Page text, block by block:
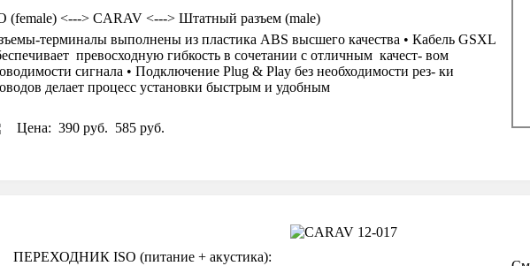
(female) <---> CARAV <---> Штатный разъем (male)
терминалы выполнены из пластика ABS высшего качества • Кабель GSXL
превосходную гибкость в сочетании с отличным качест- вом
сигнала • Подключение Plug & Play без необходимости рез- ки
делает процесс установки быстрым и удобным
Цена: 390 руб. 585 руб.
ПЕРЕХОДНИК ISO (питание + акустика):